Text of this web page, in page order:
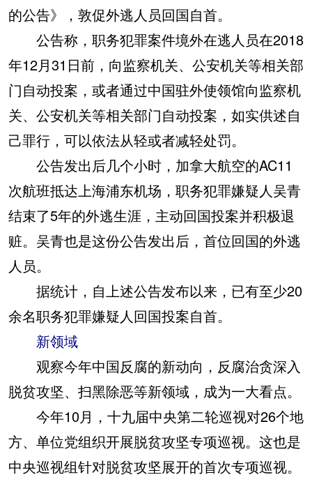
的公告》，敦促外逃人员回国自首。
公告称，职务犯罪案件境外在逃人员在2018
年12月31日前，向监察机关、公安机关等相关部
门自动投案，或者通过中国驻外使领馆向监察机
关、公安机关等相关部门自动投案，如实供述自
己罪行，可以依法从轻或者减轻处罚。
公告发出后几个小时，加拿大航空的AC11
次航班抵达上海浦东机场，职务犯罪嫌疑人吴青
结束了5年的外逃生涯，主动回国投案并积极退
赃。吴青也是这份公告发出后，首位回国的外逃
人员。
据统计，自上述公告发布以来，已有至少20
余名职务犯罪嫌疑人回国投案自首。
新领域
观察今年中国反腐的新动向，反腐治贪深入
脱贫攻坚、扫黑除恶等新领域，成为一大看点。
今年10月，十九届中央第二轮巡视对26个地
方、单位党组织开展脱贫攻坚专项巡视。这也是
中央巡视组针对脱贫攻坚展开的首次专项巡视。